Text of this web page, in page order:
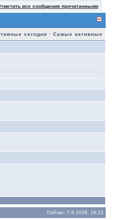
все сообщения прочитанными
сегодня ·Самые активные
Сейчас: 7.8.2026, 18:12